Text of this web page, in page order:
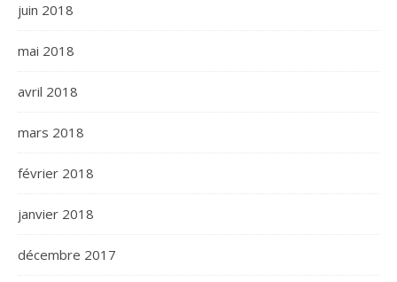
juin 2018
mai 2018
avril 2018
mars 2018
février 2018
janvier 2018
décembre 2017